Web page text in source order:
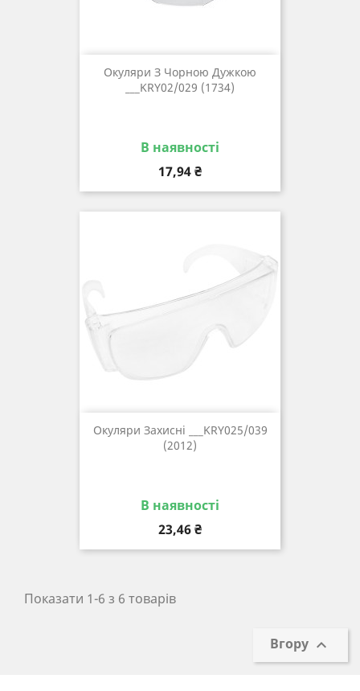
Окуляри З Чорною Дужкою
___KRY02/029 (1734)
В наявності
Ціна
17,94 ₴
Окуляри Захисні ___KRY025/039
(2012)
В наявності
Ціна
23,46 ₴
Показати 1-6 з 6 товарів
Вгору 